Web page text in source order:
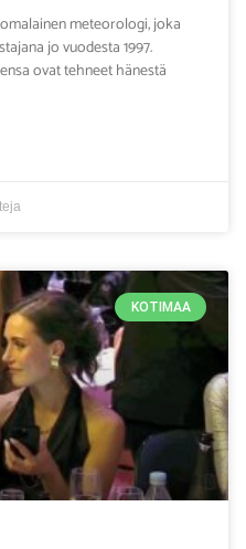
meteorologi, joka
jo vuodesta 1997.
ovat tehneet hänestä
KOTIMAA